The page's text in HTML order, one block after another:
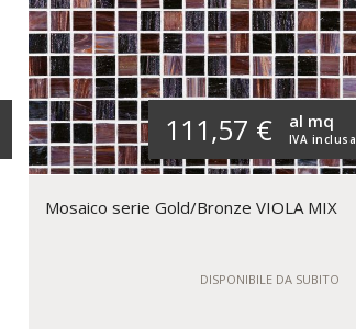
111,57 € IVA inclusa
al mq
Mosaico serie Gold/Bronze VIOLA MIX
DISPONIBILE DA SUBITO